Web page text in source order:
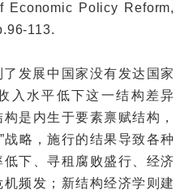
Economic Policy Reform,
113.
发展中国家没有发达国家
入水平低下这一结构差异
是内生于要素禀赋结构，
战略，施行的结果导致各种
下、寻租腐败盛行、经济
频发；新结构经济学则建